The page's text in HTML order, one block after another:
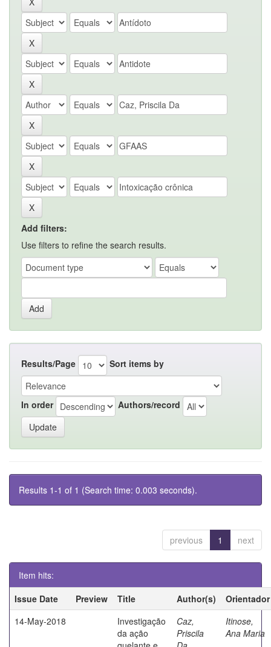
Add filters:
Use filters to refine the search results.
Results/Page Sort items by
In order Authors/record
Results 1-1 of 1 (Search time: 0.003 seconds).
previous 1 next
Item hits:
Issue Date
Preview Title Author(s)
Orientador
14-May-2018
Investigação
da ação
Caz,
Priscila
Itinose,
Ana Maria